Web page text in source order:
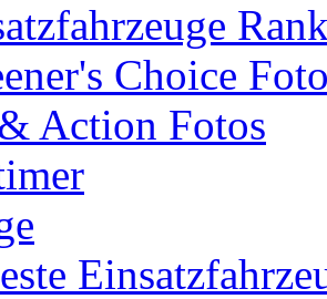
Choice
Action Fotos